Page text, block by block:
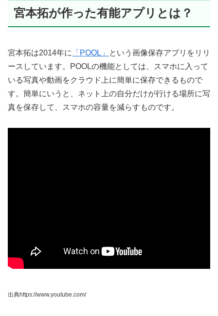
宮本拓が作った有能アプリとは？
宮本拓は2014年に 「POOL」
という画像保存アプリをリリ
ースしています。POOLの機能としては、スマホに入って
いる写真や動画をクラウド上に簡単に保存できるもので
す。簡単にいうと、ネット上の自分だけが行ける場所に写
真を保存して、スマホの容量を減らすものです。
出典https://www.youtube.com/